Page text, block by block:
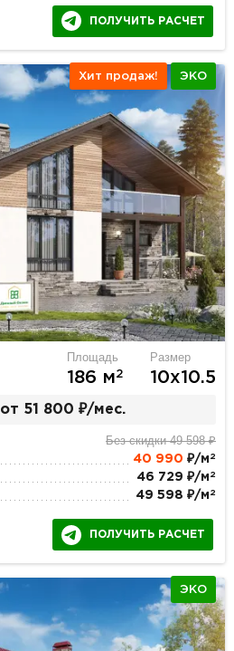
ПОЛУЧИТЬ РАСЧЕТ
Хит продаж! ЭКО
Площадь
186 м2
Размер
10х10.5
от 51 800 ₽/мес.
Без скидки 49 598 ₽
40 990 ₽/м 2
46 729 ₽/м 2
49 598 ₽/м 2
ПОЛУЧИТЬ РАСЧЕТ
ЭКО